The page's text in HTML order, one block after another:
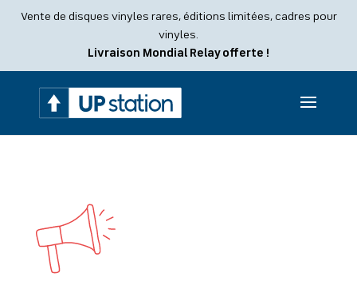
Vente de disques vinyles rares, éditions limitées, cadres pour
vinyles.
Livraison Mondial Relay offerte !